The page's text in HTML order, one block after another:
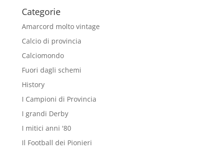
Categorie
Amarcord molto vintage
Calcio di provincia
Calciomondo
Fuori dagli schemi
History
I Campioni di Provincia
I grandi Derby
I mitici anni '80
Il Football dei Pionieri